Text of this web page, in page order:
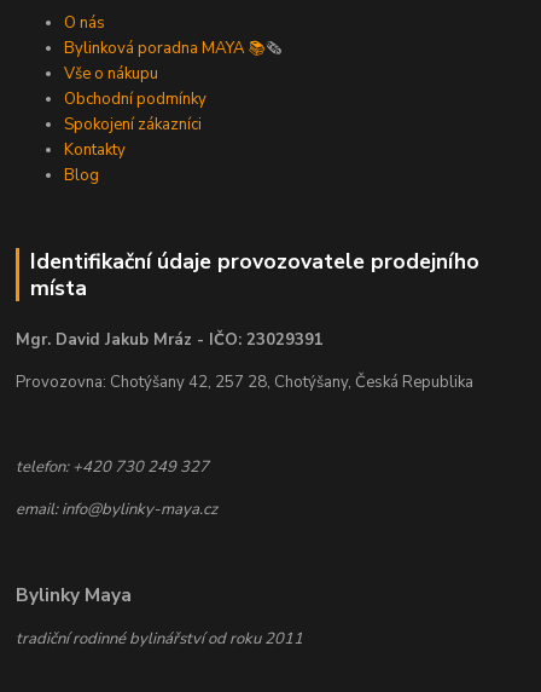
O nás
Bylinková poradna MAYA 📚🗞️
Vše o nákupu
Obchodní podmínky
Spokojení zákazníci
Kontakty
Blog
Identifikační údaje provozovatele prodejního
místa
Mgr. David Jakub Mráz - IČO: 23029391
Provozovna: Chotýšany 42, 257 28, Chotýšany, Česká Republika
telefon: +420 730 249 327
email: info@bylinky-maya.cz
Bylinky Maya
tradiční rodinné bylinářství od roku 2011